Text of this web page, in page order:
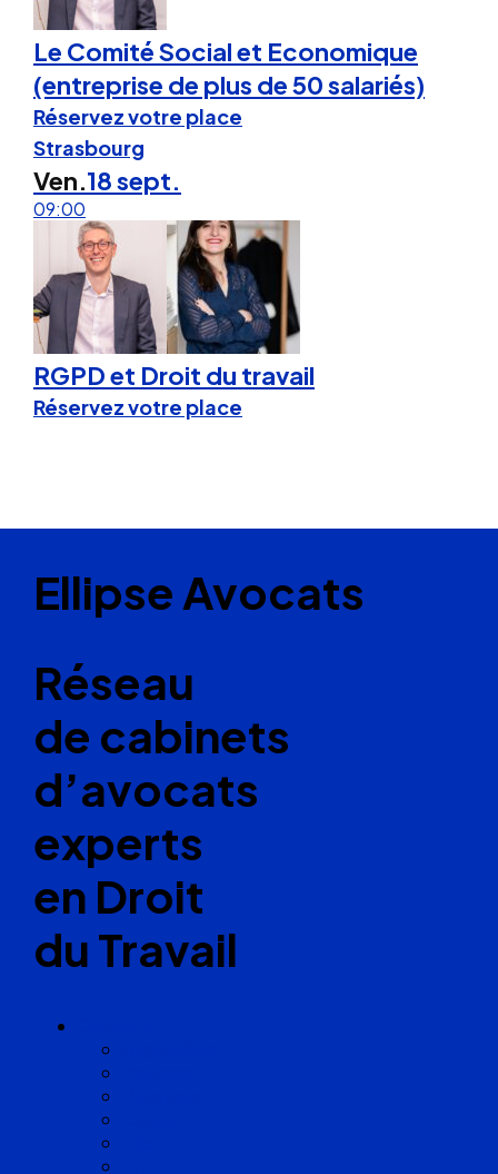
Le Comité Social et Economique
(entreprise de plus de 50 salariés)
Réservez votre place
Strasbourg
Ven.18 sept.
09:00
RGPD et Droit du travail
Réservez votre place
Ellipse Avocats
Réseau
de cabinets
d’avocats
experts
en Droit
du Travail